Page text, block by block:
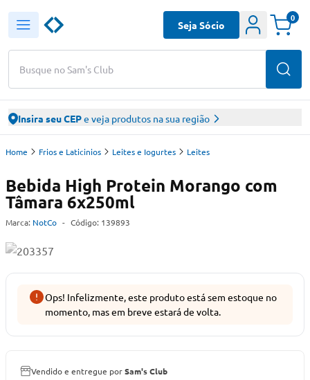
Busque no Sam's Club
Seja Sócio
0
Insira seu CEPe veja produtos na sua região
Home Frios e Laticinios Leites e Iogurtes Leites
Bebida High Protein Morango com
Tâmara 6x250ml
Marca: NotCo - Código: 139893
Ops! Infelizmente, este produto está sem estoque no
momento, mas em breve estará de volta.
Vendido e entregue porSam's Club